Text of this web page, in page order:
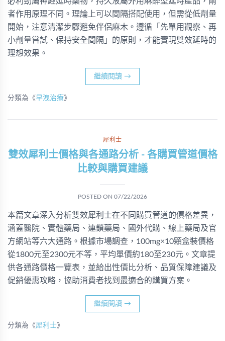
者作用原理不同。理論上可以間隔搭配使用，但需從低劑量
開始，注意清潔步驟避免伴侶麻木。遵循「先單用觀察、再
小劑量嘗試、保持安全間隔」的原則，才能實現雙效延時的
理想效果。
繼續閱讀 →
分類為《早洩治療》
犀利士
雙效犀利士價格與各通路分析 - 各購買管道價格
比較與購買建議
POSTED ON 07/22/2026
本篇文章深入分析雙效犀利士在不同購買管道的價格差異，
涵蓋醫院、實體藥局、連鎖藥局、國外代購、線上藥局及官
方網站等六大通路。根據市場調查，100mg×10顆盒裝價格
從1800元至2300元不等，平均單價約180至230元。文章提
供各通路價格一覽表，並給出性價比分析、品質保障建議及
促銷優惠攻略，協助消費者找到最適合的購買方案。
繼續閱讀 →
分類為《犀利士》